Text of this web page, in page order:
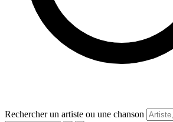
Rechercher un artiste ou une chanson